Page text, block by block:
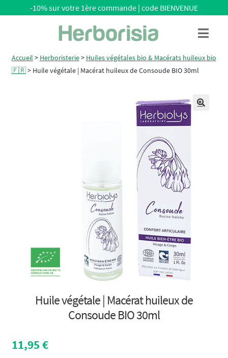
navigation
-10% sur votre 1ère commande | code BIENVENUE
Menu
Accueil > Herboristerie> Huiles végétales bio & Macérats huileux bio
🇫🇷> Huile végétale | Macérat huileux de Consoude BIO 30ml
Huile végétale | Macérat huileux de
Consoude BIO 30ml
11,95 €